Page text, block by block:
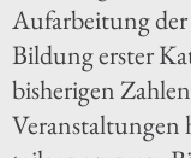
Aufarbeitung
Bildung erster
bisherigen
Veranstaltungen